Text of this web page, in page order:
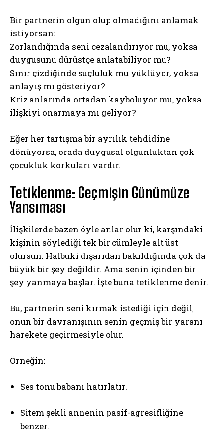
Bir partnerin olgun olup olmadığını anlamak
istiyorsan:
Zorlandığında seni cezalandırıyor mu, yoksa
duygusunu dürüstçe anlatabiliyor mu?
Sınır çizdiğinde suçluluk mu yüklüyor, yoksa
anlayış mı gösteriyor?
Kriz anlarında ortadan kayboluyor mu, yoksa
ilişkiyi onarmaya mı geliyor?
Eğer her tartışma bir ayrılık tehdidine
dönüyorsa, orada duygusal olgunluktan çok
çocukluk korkuları vardır.
Tetiklenme: Geçmişin Günümüze
Yansıması
İlişkilerde bazen öyle anlar olur ki, karşındaki
kişinin söylediği tek bir cümleyle alt üst
olursun. Halbuki dışarıdan bakıldığında çok da
büyük bir şey değildir. Ama senin içinden bir
şey yanmaya başlar. İşte buna tetiklenme denir.
Bu, partnerin seni kırmak istediği için değil,
onun bir davranışının senin geçmiş bir yaranı
harekete geçirmesiyle olur.
Örneğin:
Ses tonu babanı hatırlatır.
Sitem şekli annenin pasif-agresifliğine
benzer.